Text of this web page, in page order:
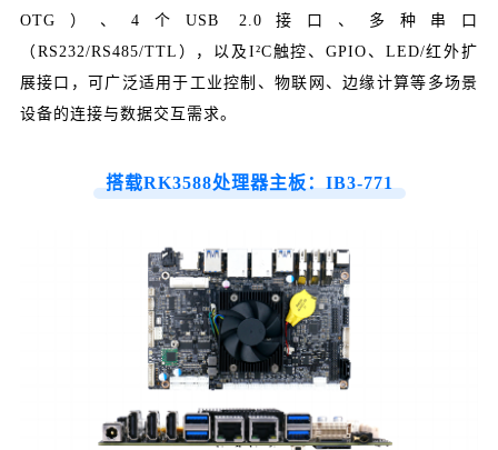
OTG）、4个USB 2.0接口、多种串口
（RS232/RS485/TTL），以及I²C触控、GPIO、LED/红外扩
展接口，可广泛适用于工业控制、物联网、边缘计算等多场景
设备的连接与数据交互需求。
搭载RK3588处理器主板：IB3-771